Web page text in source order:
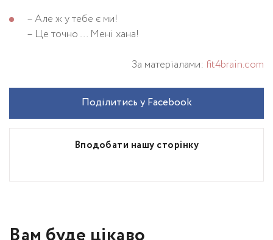
– Але ж у тебе є ми!
– Це точно … Мені хана!
За матеріалами: fit4brain.com
Вподобати нашу сторінку
Поділитись у Facebook